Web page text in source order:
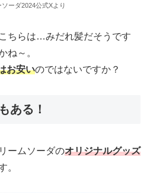
ーダ2024公式Xより
ちらは…みだれ髪だそうです
～。
お安いのではないですか？
ある！
ームソーダのオリジナルグッズ
。